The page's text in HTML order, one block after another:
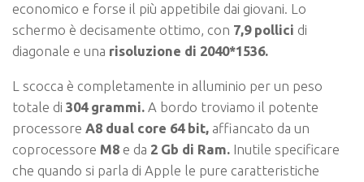
economico e forse il più appetibile dai giovani. Lo
schermo è decisamente ottimo, con 7,9 pollici di
diagonale e una risoluzione di 2040*1536.
L scocca è completamente in alluminio per un peso
totale di 304 grammi. A bordo troviamo il potente
processore A8 dual core 64 bit, affiancato da un
coprocessore M8 e da 2 Gb di Ram. Inutile specificare
che quando si parla di Apple le pure caratteristiche